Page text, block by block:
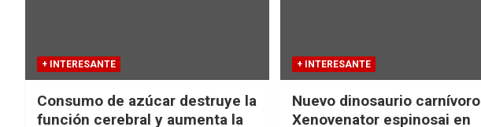
+ INTERESANTE
Consumo de azúcar destruye la
función cerebral y aumenta la
+ INTERESANTE
Nuevo dinosaurio carnívoro
Xenovenator espinosai en